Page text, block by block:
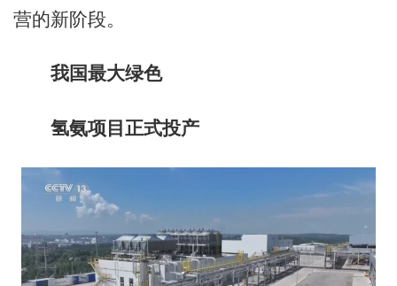
营的新阶段。
我国最大绿色
氢氨项目正式投产